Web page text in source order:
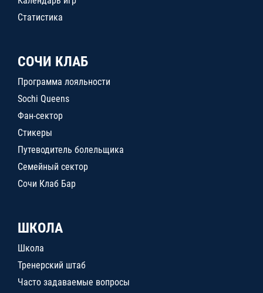
Статистика
СОЧИ КЛАБ
Программа лояльности
Sochi Queens
Фан-сектор
Стикеры
Путеводитель болельщика
Семейный сектор
Сочи Клаб Бар
ШКОЛА
Школа
Тренерский штаб
Часто задаваемые вопросы